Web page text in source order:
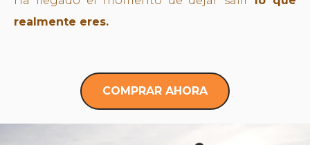
realmente eres.
COMPRAR AHORA